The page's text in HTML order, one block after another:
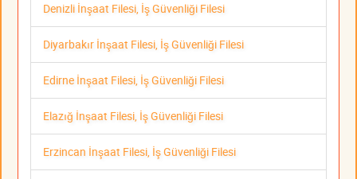
Denizli İnşaat Filesi, İş Güvenliği Filesi
Diyarbakır İnşaat Filesi, İş Güvenliği Filesi
Edirne İnşaat Filesi, İş Güvenliği Filesi
Elazığ İnşaat Filesi, İş Güvenliği Filesi
Erzincan İnşaat Filesi, İş Güvenliği Filesi